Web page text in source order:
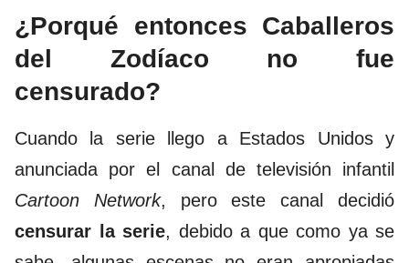
¿Porqué entonces Caballeros
del Zodíaco no fue
censurado?
Cuando la serie llego a Estados Unidos y
anunciada por el canal de televisión infantil
Cartoon Network, pero este canal decidió
censurar la serie, debido a que como ya se